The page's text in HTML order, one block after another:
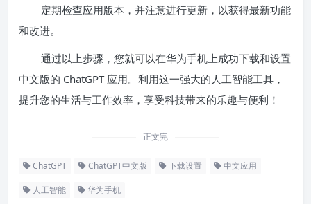
定期检查应用版本，并注意进行更新，以获得最新功能
和改进。
通过以上步骤，您就可以在华为手机上成功下载和设置
中文版的 ChatGPT 应用。利用这一强大的人工智能工具，
提升您的生活与工作效率，享受科技带来的乐趣与便利！
正文完
ChatGPT ChatGPT中文版 下载设置 中文应用
人工智能 华为手机